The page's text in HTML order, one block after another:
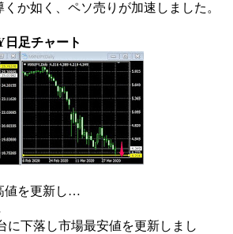
か如く、ペソ売りが加速しました。
足チャート
値を更新し…
に下落し市場最安値を更新しまし